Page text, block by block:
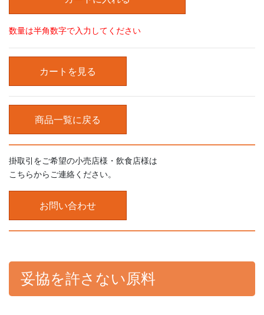
数量は半角数字で入力してください
カートを見る
商品一覧に戻る
掛取引をご希望の小売店様・飲食店様は
こちらからご連絡ください。
お問い合わせ
妥協を許さない原料